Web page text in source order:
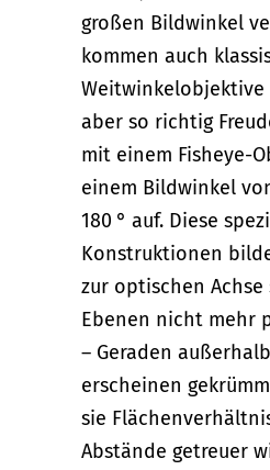
großen Bildwinkel
kommen auch
aber so richtig
mit einem Fisheye-
einem Bildwinkel
180 ° auf. Diese
Konstruktionen
zur optischen
Ebenen nicht mehr
– Geraden
erscheinen
sie
Abstände getreuer